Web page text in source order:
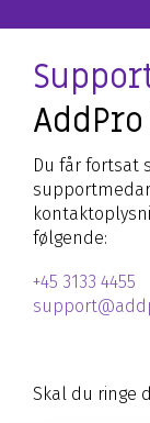
Du får fortsat
følgende:
+45 3133 4455
Skal du ringe